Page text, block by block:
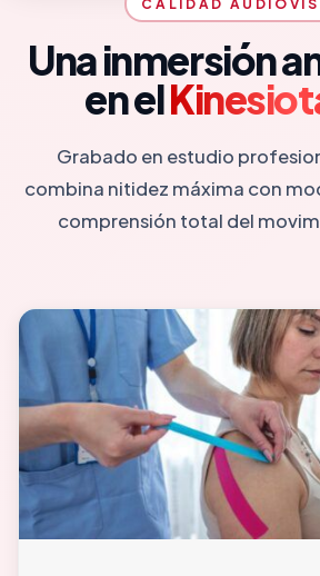
CALIDAD
Una inmersión
en el
Grabado en estudio
combina nitidez máxima con
comprensión total del